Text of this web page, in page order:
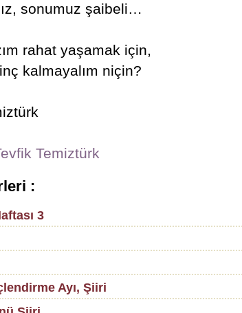
sonumuz şaibeli…
rahat yaşamak için,
kalmayalım niçin?
Temiztürk
:
3
Ayı, Şiiri